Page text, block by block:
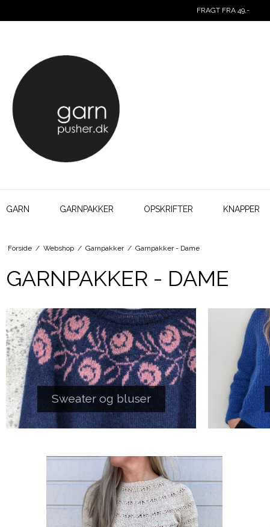
FRAGT FRA 49,-
GARN GARNPAKKER OPSKRIFTER KNAPPER
Forside / Webshop / Garnpakker / Garnpakker - Dame
GARNPAKKER - DAME
Sweater og bluser